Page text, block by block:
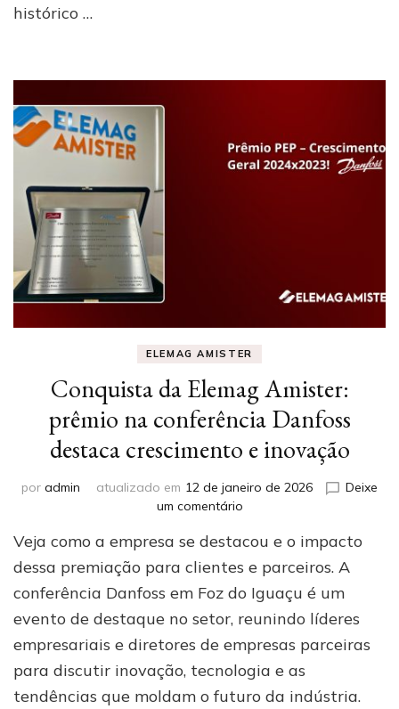
histórico …
ELEMAG AMISTER
Conquista da Elemag Amister:
prêmio na conferência Danfoss
destaca crescimento e inovação
por admin atualizado em 12 de janeiro de 2026
Deixe
um comentárioem
da
Elemag
Amister:
prêmio
na
Danfoss
destaca
crescimento
Veja como a empresa se destacou e o impacto
dessa premiação para clientes e parceiros. A
conferência Danfoss em Foz do Iguaçu é um
evento de destaque no setor, reunindo líderes
empresariais e diretores de empresas parceiras
para discutir inovação, tecnologia e as
tendências que moldam o futuro da indústria.